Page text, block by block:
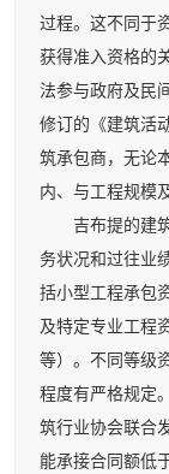
过程。这不同于
获得准入资格的
法参与政府及民
修订的《建筑活
筑承包商，无论
内、与工程规模
吉布提的建筑
务状况和过往业
括小型工程承包
及特定专业工程
等）。不同等级
程度有严格规定
筑行业协会联合
能承接合同额低